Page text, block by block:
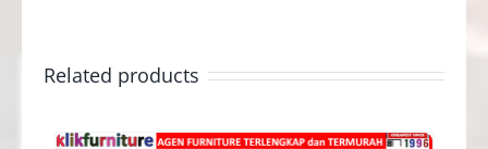
Related products